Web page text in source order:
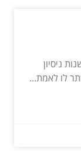
ניסיון
לו לאמת...